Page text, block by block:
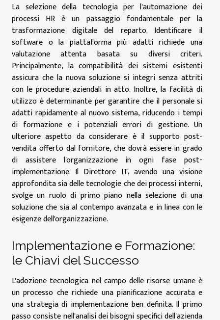
La selezione della tecnologia per l'automazione dei
processi HR è un passaggio fondamentale per la
trasformazione digitale del reparto. Identificare il
software o la piattaforma più adatti richiede una
valutazione attenta basata su diversi criteri.
Principalmente, la compatibilità dei sistemi esistenti
assicura che la nuova soluzione si integri senza attriti
con le procedure aziendali in atto. Inoltre, la facilità di
utilizzo è determinante per garantire che il personale si
adatti rapidamente al nuovo sistema, riducendo i tempi
di formazione e i potenziali errori di gestione. Un
ulteriore aspetto da considerare è il supporto post-
vendita offerto dal fornitore, che dovrà essere in grado
di assistere l'organizzazione in ogni fase post-
implementazione. Il Direttore IT, avendo una visione
approfondita sia delle tecnologie che dei processi interni,
svolge un ruolo di primo piano nella selezione di una
soluzione che sia al contempo avanzata e in linea con le
esigenze dell'organizzazione.
Implementazione e Formazione:
le Chiavi del Successo
L'adozione tecnologica nel campo delle risorse umane è
un processo che richiede una pianificazione accurata e
una strategia di implementazione ben definita. Il primo
passo consiste nell'analisi dei bisogni specifici dell'azienda